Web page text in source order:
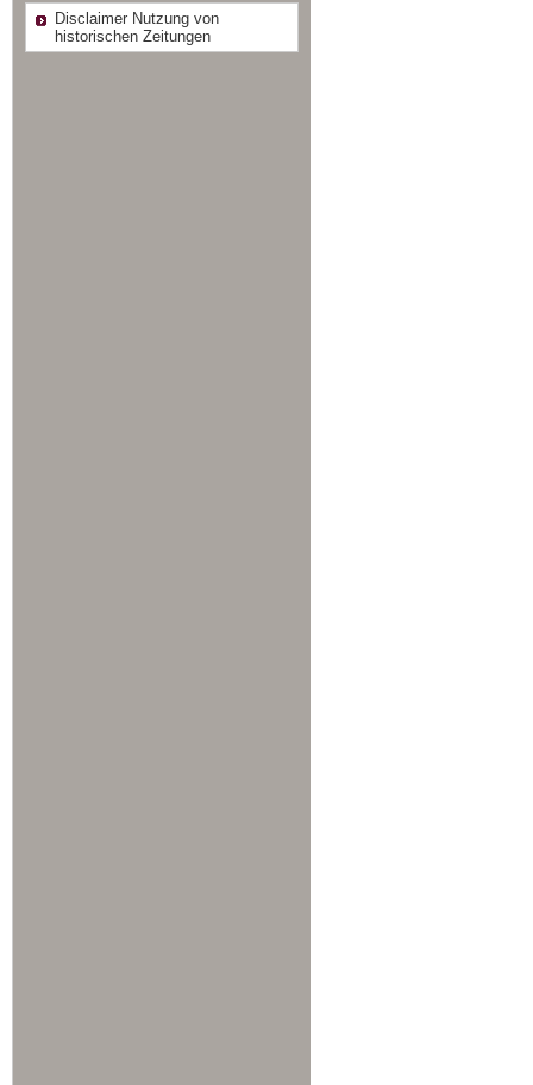
Disclaimer Nutzung von
historischen Zeitungen